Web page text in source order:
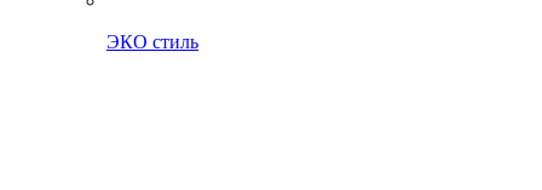
ЭКО стиль